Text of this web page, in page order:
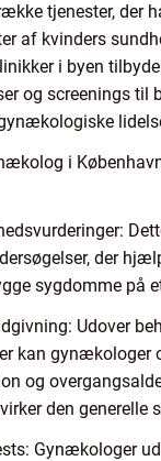
tjenester, der
af kvinders
i byen
og screenings til
i
der
sygdomme på
Udover
kan gynækologer
og
den generelle
Gynækologer